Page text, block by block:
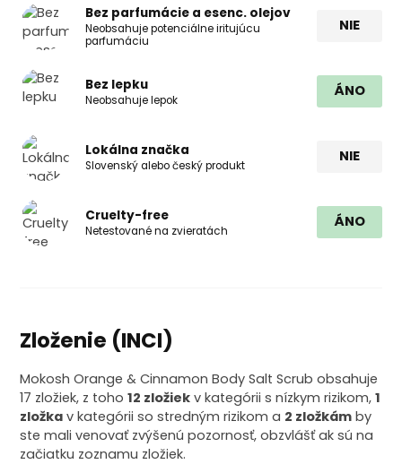
Bez parfumácie a esenc. olejov
Neobsahuje potenciálne iritujúcu
parfumáciu
NIE
Bez lepku
Neobsahuje lepok
ÁNO
Lokálna značka
Slovenský alebo český produkt
NIE
Cruelty-free
Netestované na zvieratách
ÁNO
Zloženie (INCI)
Mokosh Orange & Cinnamon Body Salt Scrub obsahuje
17 zložiek, z toho12 zložiek v kategórii s nízkym rizikom,1
zložka v kategórii so stredným rizikom a 2 zložkám by
ste mali venovať zvýšenú pozornosť, obzvlášť ak sú na
začiatku zoznamu zložiek.